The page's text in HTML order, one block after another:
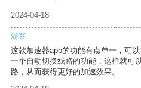
2024-04-18
游客
这款加速器app的功能有点单一，可
一个自动切换线路的功能，这样就可
路，从而获得更好的加速效果。